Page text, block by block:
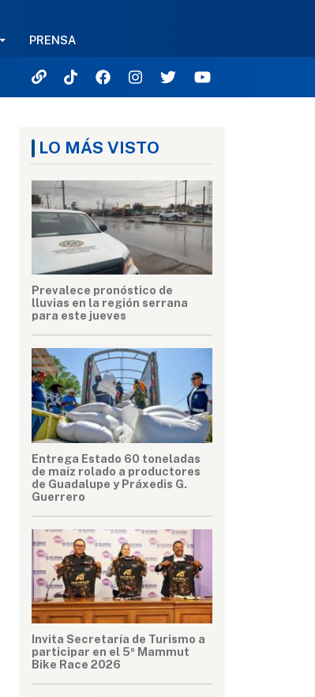
PRENSA
LO MÁS VISTO
Prevalece pronóstico de
lluvias en la región serrana
para este jueves
Entrega Estado 60 toneladas
de maíz rolado a productores
de Guadalupe y Práxedis G.
Guerrero
Invita Secretaría de Turismo a
participar en el 5º Mammut
Bike Race 2026